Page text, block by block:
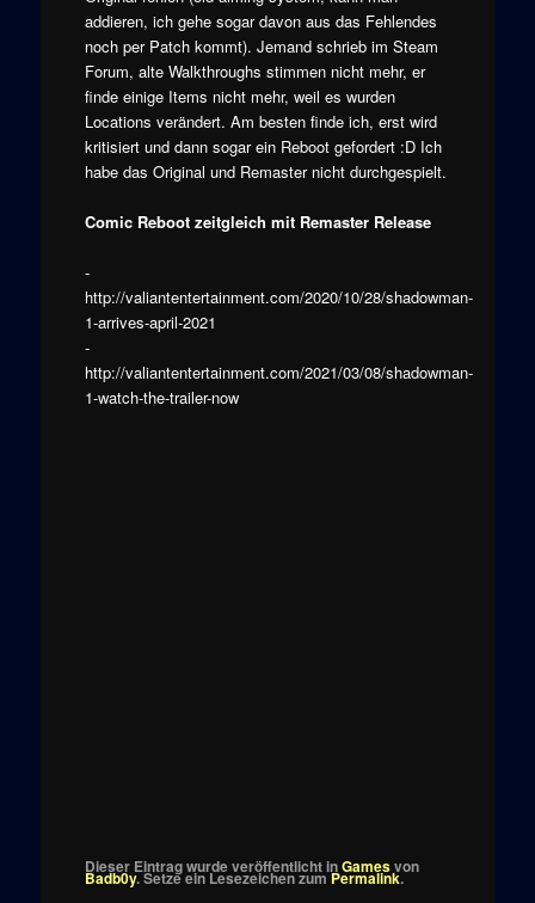
addieren, ich gehe sogar davon aus das Fehlendes
noch per Patch kommt). Jemand schrieb im Steam
Forum, alte Walkthroughs stimmen nicht mehr, er
finde einige Items nicht mehr, weil es wurden
Locations verändert. Am besten finde ich, erst wird
kritisiert und dann sogar ein Reboot gefordert :D Ich
habe das Original und Remaster nicht durchgespielt.
Comic Reboot zeitgleich mit Remaster Release
-
http://valiantentertainment.com/2020/10/28/shadowman-
1-arrives-april-2021
-
http://valiantentertainment.com/2021/03/08/shadowman-
1-watch-the-trailer-now
Dieser Eintrag wurde veröffentlicht inGamesvon
Badb0y. Setze ein Lesezeichen zumPermalink.